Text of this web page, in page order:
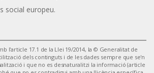
social europeu.
l'article 17.1 de la Llei 19/2014, la © Generalitat de
dels continguts i de les dades sempre que se'n
i que no es desnaturalitzi la informació (article